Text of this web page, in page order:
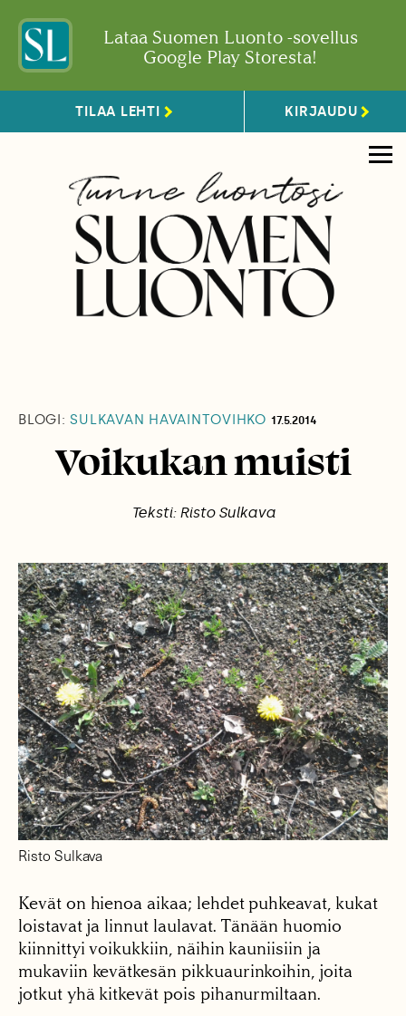
Lataa Suomen Luonto -sovellus
Google Play Storesta!
TILAA LEHTI KIRJAUDU
BLOGI: SULKAVAN HAVAINTOVIHKO 17.5.2014
Voikukan muisti
Teksti: Risto Sulkava
Risto Sulkava
Kevät on hienoa aikaa; lehdet puhkeavat, kukat
loistavat ja linnut laulavat. Tänään huomio
kiinnittyi voikukkiin, näihin kauniisiin ja
mukaviin kevätkesän pikkuaurinkoihin, joita
jotkut yhä kitkevät pois pihanurmiltaan.